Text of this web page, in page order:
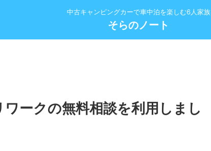
中古キャンピングカーで車中泊を楽しむ6人家族
そらのノート
ワークの無料相談を利用しまし